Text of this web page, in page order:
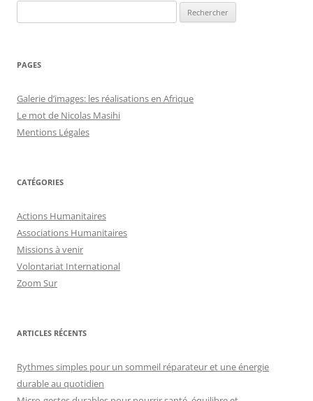
PAGES
Galerie d’images: les réalisations en Afrique
Le mot de Nicolas Masihi
Mentions Légales
CATÉGORIES
Actions Humanitaires
Associations Humanitaires
Missions à venir
Volontariat International
Zoom Sur
ARTICLES RÉCENTS
Rythmes simples pour un sommeil réparateur et une énergie
durable au quotidien